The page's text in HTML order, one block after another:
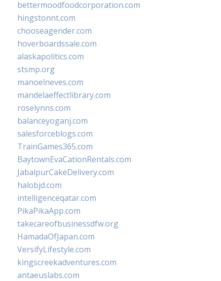
bettermoodfoodcorporation.com
hingstonnt.com
chooseagender.com
hoverboardssale.com
alaskapolitics.com
stsmp.org
manoelneves.com
mandelaeffectlibrary.com
roselynns.com
balanceyoganj.com
salesforceblogs.com
TrainGames365.com
BaytownEvaCationRentals.com
JabalpurCakeDelivery.com
halobjd.com
intelligenceqatar.com
PikaPikaApp.com
takecareofbusinessdfw.org
HamadaOfJapan.com
VersifyLifestyle.com
kingscreekadventures.com
antaeuslabs.com